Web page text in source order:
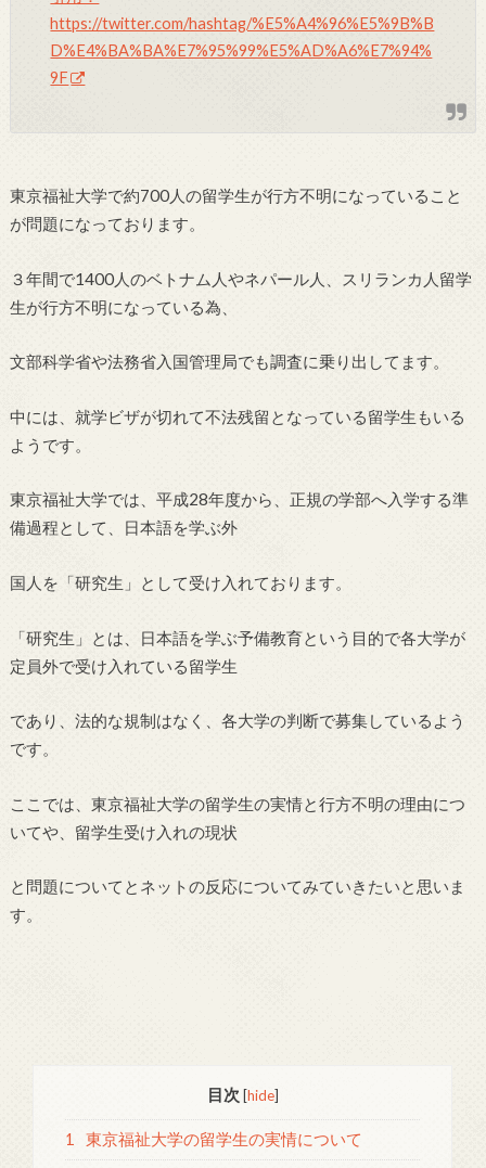
https://twitter.com/hashtag/%E5%A4%96%E5%9B%B
D%E4%BA%BA%E7%95%99%E5%AD%A6%E7%94%
9F
東京福祉大学で約700人の留学生が行方不明になっていること
が問題になっております。
３年間で1400人のベトナム人やネパール人、スリランカ人留学
生が行方不明になっている為、
文部科学省や法務省入国管理局でも調査に乗り出してます。
中には、就学ビザが切れて不法残留となっている留学生もいる
ようです。
東京福祉大学では、平成28年度から、正規の学部へ入学する準
備過程として、日本語を学ぶ外
国人を「研究生」として受け入れております。
「研究生」とは、日本語を学ぶ予備教育という目的で各大学が
定員外で受け入れている留学生
であり、法的な規制はなく、各大学の判断で募集しているよう
です。
ここでは、東京福祉大学の留学生の実情と行方不明の理由につ
いてや、留学生受け入れの現状
と問題についてとネットの反応についてみていきたいと思いま
す。
目次 [hide]
1 東京福祉大学の留学生の実情について